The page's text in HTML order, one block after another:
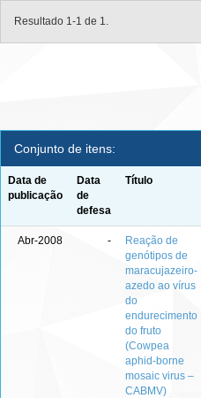
Resultado 1-1 de 1.
Conjunto de itens:
Data de
publicação
Data
de
defesa
Título
Abr-2008 -
Reação de
genótipos de
maracujazeiro-
azedo ao vírus
do
endurecimento
do fruto
(Cowpea
aphid-borne
mosaic virus –
CABMV)